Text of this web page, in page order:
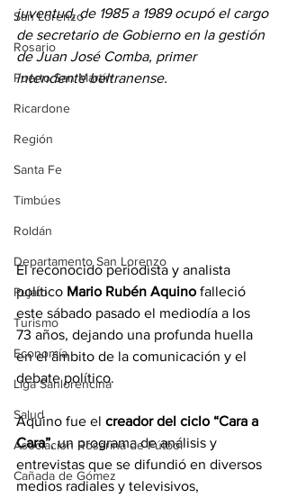
San Lorenzo
Rosario
Puerto San Martín
Ricardone
Región
Santa Fe
Timbúes
Roldán
Departamento San Lorenzo
Pujato
Turismo
Economía
Liga Sanlorencina
Salud
Asociación Rosarina de Fútbol
Cañada de Gómez
juventud, de 1985 a 1989 ocupó el cargo
de secretario de Gobierno en la gestión
de Juan José Comba, primer
intendente beltranense.
El reconocido periodista y analista
político Mario Rubén Aquino falleció
este sábado pasado el mediodía a los
73 años, dejando una profunda huella
en el ámbito de la comunicación y el
debate político.
Aquino fue el creador del ciclo “Cara a
Cara”, un programa de análisis y
entrevistas que se difundió en diversos
medios radiales y televisivos,